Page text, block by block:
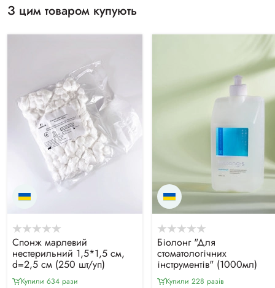
З цим товаром купують
Спонж марлевий
нестерильний 1,5*1,5 см,
d=2,5 см (250 шт/уп)
Купили 634 рази
Біолонг "Для
стоматологічних
інструментів" (1000мл)
Купили 228 разiв